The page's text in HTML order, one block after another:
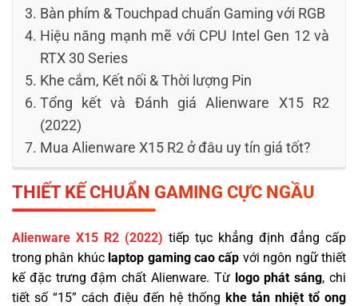
Bàn phím & Touchpad chuẩn Gaming với RGB
Hiệu năng mạnh mẽ với CPU Intel Gen 12 và
RTX 30 Series
Khe cắm, Kết nối & Thời lượng Pin
Tổng kết và Đánh giá Alienware X15 R2
(2022)
Mua Alienware X15 R2 ở đâu uy tín giá tốt?
THIẾT KẾ CHUẨN GAMING CỰC NGẦU
Alienware X15 R2 (2022) tiếp tục khẳng định đẳng cấp
trong phân khúc laptop gaming cao cấp với ngôn ngữ thiết
kế đặc trưng đậm chất Alienware. Từ logo phát sáng, chi
tiết số “15” cách điệu đến hệ thống khe tản nhiệt tổ ong